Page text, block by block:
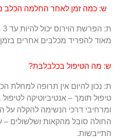
ש: כמה זמן לאחר החלמה הכלב
מאוד להפריד מכלבים אחרים
ש: מה הטיפול בכלבלבת?
ת: נכון להיום אין תרופה למחלת
טיפול תומך – אנטיביוטיקה
ומרחיבי דרכי הנשימה להקלה על
החולה סובל מהקאות ושלשולים –
התייבשות.